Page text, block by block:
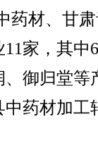
药材、甘
家，其中
御归堂等
中药材加工